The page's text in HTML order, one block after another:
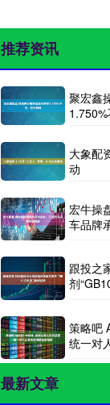
推荐资讯
聚宏鑫
大象配
动
宏牛操
车品牌
跟投之
剂
策略吧
统一对
最新文章